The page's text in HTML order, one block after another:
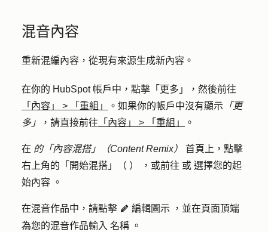
混音內容
重新混編內容，從現有來源生成新內容。
在你的 HubSpot 帳戶中，點擊 「更多」
，然後前往
「內容」
> 「重組」 。如果你的帳戶中沒有顯示 「更
多」
，請直接前往 「內容」 > 「重組」 。
在 的「內容混搭」（Content Remix）
首頁上，點擊
右上角的「開始混搭」（ ） ，或前往 或 選擇您的起
始內容 。
在混音作品中，請點擊 edit 編輯圖示 ，並在頁面頂端
為您的混音作品輸入 名稱 。